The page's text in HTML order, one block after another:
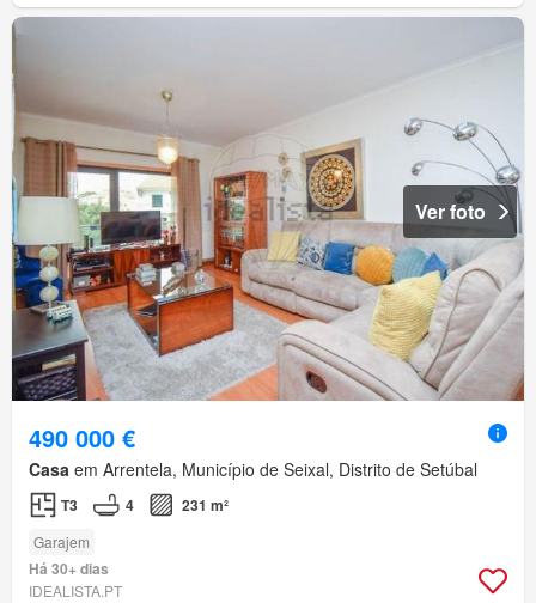
Ver foto
490 000 €
Casa em Arrentela, Município de Seixal, Distrito de Setúbal
T3 4 231 m²
Garajem
Há 30+ dias
IDEALISTA.PT